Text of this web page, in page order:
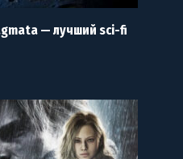
— лучший sci-fi